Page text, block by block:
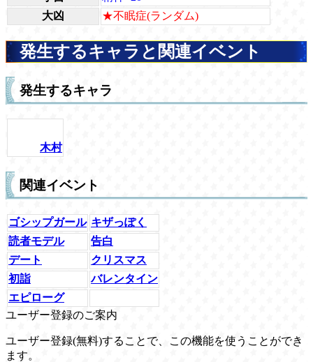
大凶
★不眠症(ランダム)
発生するキャラと関連イベント
発生するキャラ
木村
関連イベント
ゴシップガール キザっぽく
読者モデル
告白
デート
クリスマス
初詣
バレンタイン
エピローグ
ユーザー登録のご案内
ユーザー登録(無料)することで、この機能を使うことができ
ます。